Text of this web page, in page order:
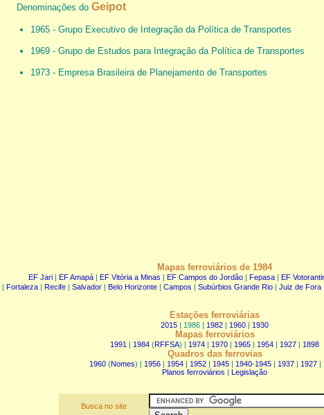
Denominações do Geipot
1965 - Grupo Executivo de Integração da Política de Transportes
1969 - Grupo de Estudos para Integração da Política de Transportes
1973 - Empresa Brasileira de Planejamento de Transportes
Mapas ferroviários de 1984
EF Jari| EF Amapá| EF Vitória a Minas | EF Campos do Jordão| Fepasa| EF
| Fortaleza | Recife | Salvador | Belo Horizonte | Campos | Subúrbios Grande Rio | Juiz de Fora
Estações ferroviárias
2015 | 1986 | 1982 | 1960 | 1930
Mapas ferroviários
1991 | 1984 (RFFSA) | 1974 | 1970 | 1965 | 1954 | 1927 | 1898
Quadros das ferrovias
1960 (Nomes) | 1956 | 1954 | 1952 | 1945 | 1940-1945 | 1937 | 1927 |
Planos ferroviários | Legislação
Busca no site